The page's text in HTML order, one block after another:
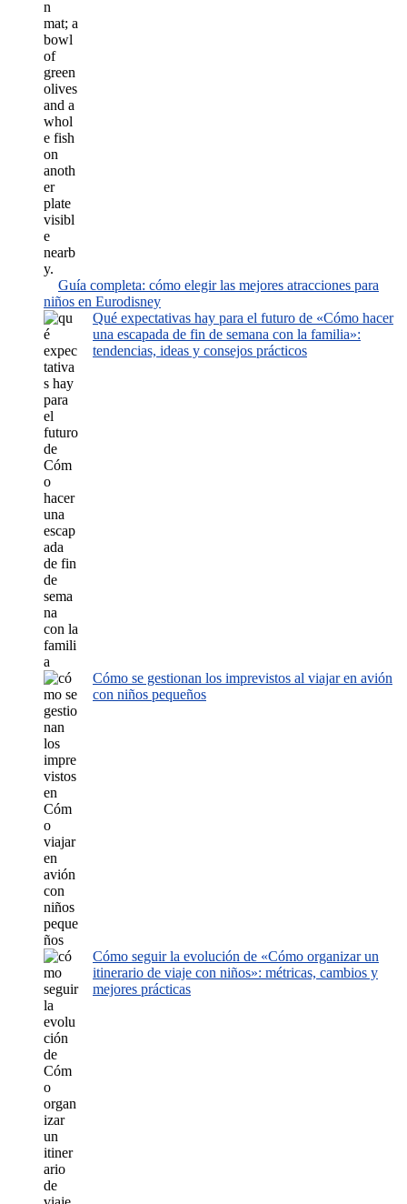
Guía completa: cómo elegir las mejores atracciones para
niños en Eurodisney
Qué expectativas hay para el futuro de «Cómo hacer
una escapada de fin de semana con la familia»:
tendencias, ideas y consejos prácticos
Cómo se gestionan los imprevistos al viajar en avión
con niños pequeños
Cómo seguir la evolución de «Cómo organizar un
itinerario de viaje con niños»: métricas, cambios y
mejores prácticas